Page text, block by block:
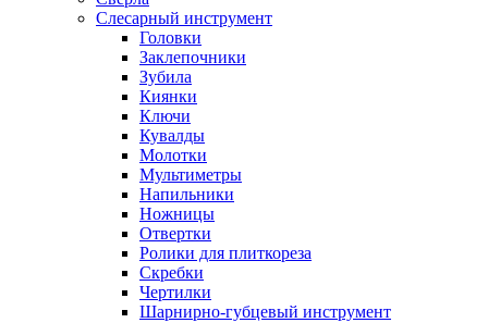
Слесарный инструмент
Головки
Заклепочники
Зубила
Киянки
Ключи
Кувалды
Молотки
Мультиметры
Напильники
Ножницы
Отвертки
Ролики для плиткореза
Скребки
Чертилки
Шарнирно-губцевый инструмент